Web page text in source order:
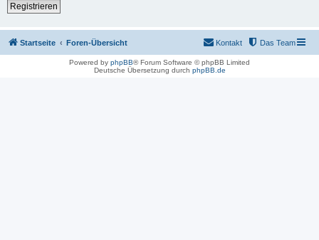
Registrieren
Startseite Foren-Übersicht Das Team
Kontakt
Powered by phpBB® Forum Software © phpBB Limited
Deutsche Übersetzung durch phpBB.de